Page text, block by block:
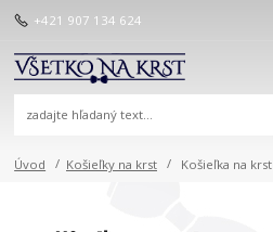
+421 907 134 624
Úvod Košieľky na krst Košieľka na krst